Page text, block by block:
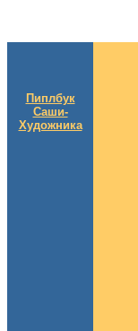
Пиплбук
Саши-
Художника